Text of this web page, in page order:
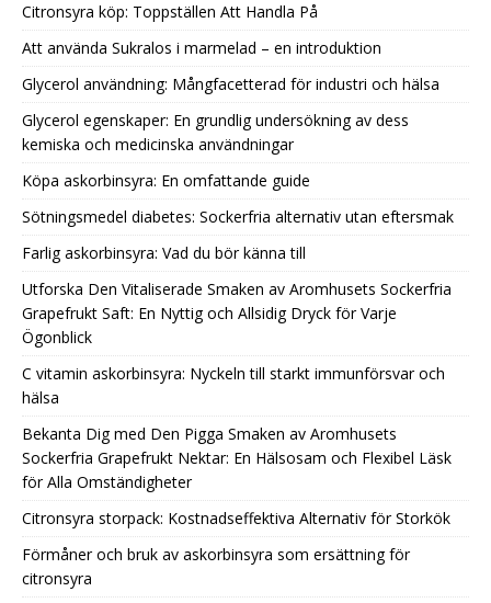
Citronsyra köp: Toppställen Att Handla På
Att använda Sukralos i marmelad – en introduktion
Glycerol användning: Mångfacetterad för industri och hälsa
Glycerol egenskaper: En grundlig undersökning av dess
kemiska och medicinska användningar
Köpa askorbinsyra: En omfattande guide
Sötningsmedel diabetes: Sockerfria alternativ utan eftersmak
Farlig askorbinsyra: Vad du bör känna till
Utforska Den Vitaliserade Smaken av Aromhusets Sockerfria
Grapefrukt Saft: En Nyttig och Allsidig Dryck för Varje
Ögonblick
C vitamin askorbinsyra: Nyckeln till starkt immunförsvar och
hälsa
Bekanta Dig med Den Pigga Smaken av Aromhusets
Sockerfria Grapefrukt Nektar: En Hälsosam och Flexibel Läsk
för Alla Omständigheter
Citronsyra storpack: Kostnadseffektiva Alternativ för Storkök
Förmåner och bruk av askorbinsyra som ersättning för
citronsyra